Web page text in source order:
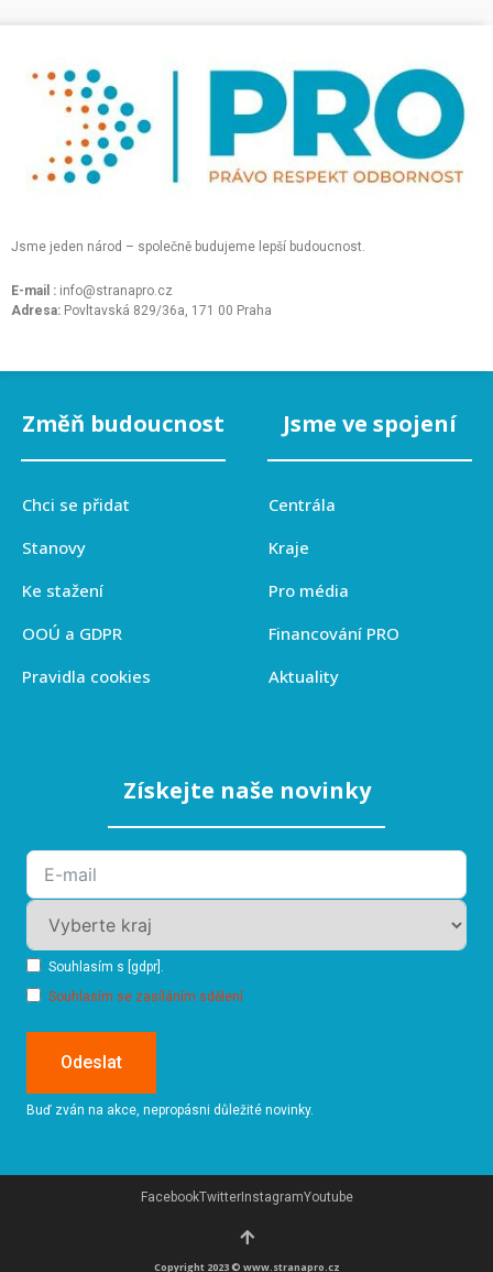
Jsme jeden národ – společně budujeme lepší budoucnost.
E-mail : info@stranapro.cz
Adresa: Povltavská 829/36a, 171 00 Praha
Změň budoucnost
Chci se přidat
Stanovy
Ke stažení
OOÚ a GDPR
Pravidla cookies
Jsme ve spojení
Centrála
Kraje
Pro média
Financování PRO
Aktuality
Získejte naše novinky
Souhlasím s [gdpr].
Souhlasím se zasíláním sdělení
Odeslat
Buď zván na akce, nepropásni důležité novinky.
Copyright 2023 © www.stranapro.cz
FacebookTwitterInstagramYoutube